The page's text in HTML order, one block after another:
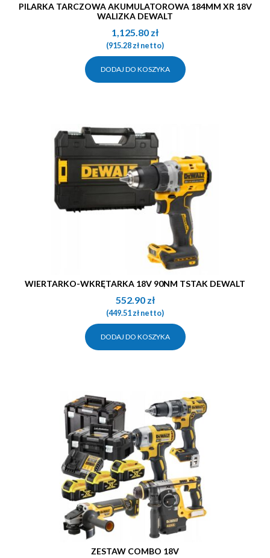
PILARKA TARCZOWA AKUMULATOROWA 184MM XR 18V
WALIZKA DEWALT
1,125.80 zł
(915.28złnetto)
DODAJ DO KOSZYKA
WIERTARKO-WKRĘTARKA 18V 90NM TSTAK DEWALT
552.90 zł
(449.51złnetto)
DODAJ DO KOSZYKA
ZESTAW COMBO 18V